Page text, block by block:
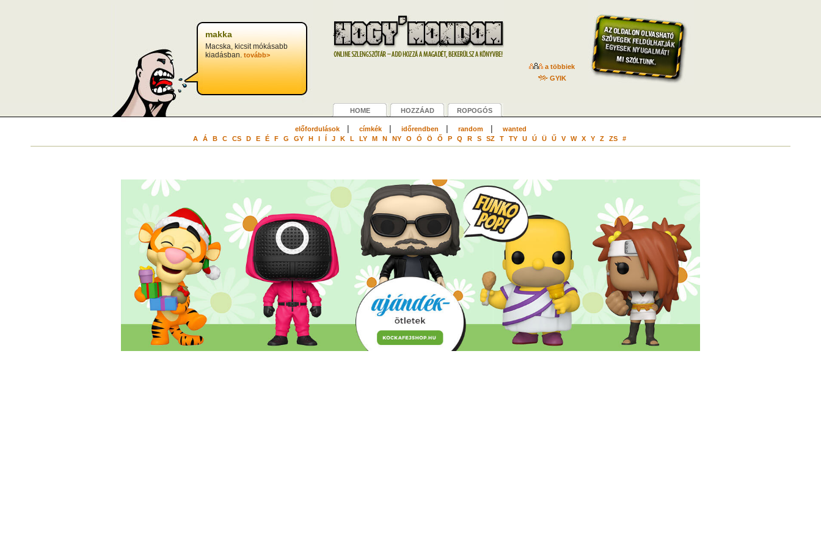
makka
Macska, kicsit mókásabb
kiadásban. tovább>
a többiek
GYIK
HOME HOZZÁAD ROPOGÓS
előfordulások| címkék| időrendben | random|
wanted
A
Á B C CS D E É F G GY H I Í J K L LY M N NY O Ó Ö Ő P Q R S SZ T TY U Ú Ü Ű V W X Y Z ZS #